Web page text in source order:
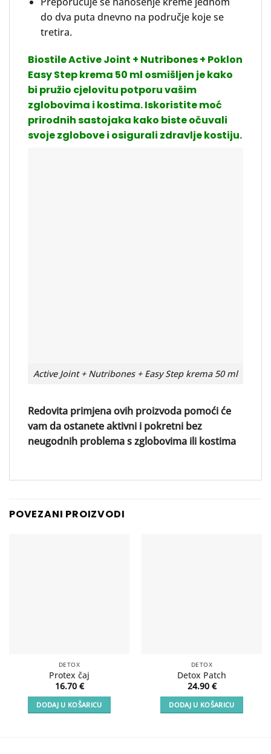
do dva puta dnevno na područje koje se
tretira.
Biostile Active Joint + Nutribones + Poklon
Easy Step krema 50 ml osmišljen je kako
bi pružio cjelovitu potporu vašim
zglobovima i kostima. Iskoristite moć
prirodnih sastojaka kako biste očuvali
svoje zglobove i osigurali zdravlje kostiju.
Active Joint + Nutribones + Easy Step krema 50 ml
Redovita primjena ovih proizvoda pomoći će
vam da ostanete aktivni i pokretni bez
neugodnih problema s zglobovima ili kostima
POVEZANI PROIZVODI
DETOX
Protex čaj
16.70 €
DODAJ U KOŠARICU
DETOX
Detox Patch
24.90 €
DODAJ U KOŠARICU